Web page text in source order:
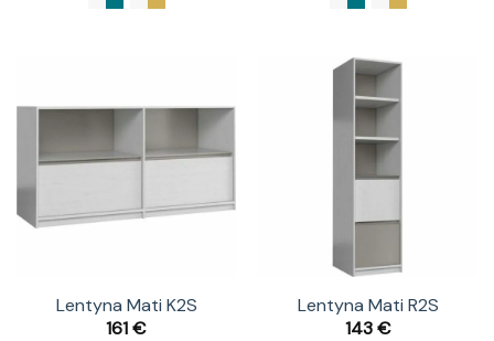
Lentyna Mati K2S
161€
Lentyna Mati R2S
143€